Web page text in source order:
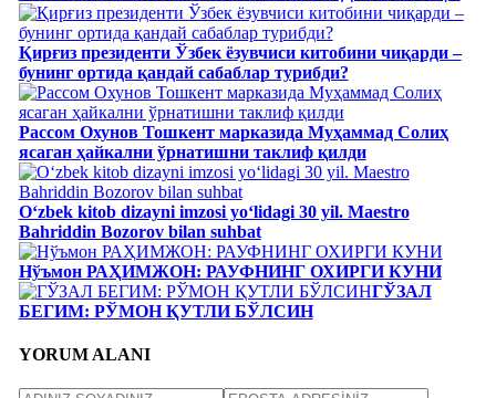
Қирғиз президенти Ўзбек ёзувчиси китобини чиқарди –
бунинг ортида қандай сабаблар турибди?
Рассом Охунов Тошкент марказида Муҳаммад Солиҳ
яcаган ҳайкални ўрнатишни таклиф қилди
Oʻzbek kitob dizayni imzosi yoʻlidagi 30 yil. Maestro
Bahriddin Bozorov bilan suhbat
Нўъмон РАҲИМЖОН: РАУФНИНГ ОХИРГИ КУНИ
ГЎЗАЛ
БЕГИМ: РЎМОН ҚУТЛИ БЎЛСИН
YORUM ALANI